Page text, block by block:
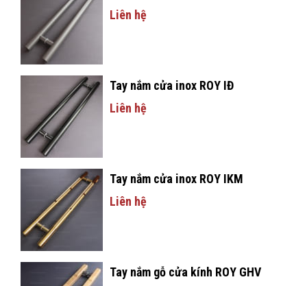
Liên hệ
Tay nắm cửa inox ROY IĐ
Liên hệ
Tay nắm cửa inox ROY IKM
Liên hệ
Tay nắm gỗ cửa kính ROY GHV